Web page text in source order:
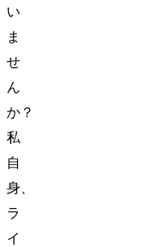
い
ま
せ
ん
か？
私
自
身、
ラ
イ